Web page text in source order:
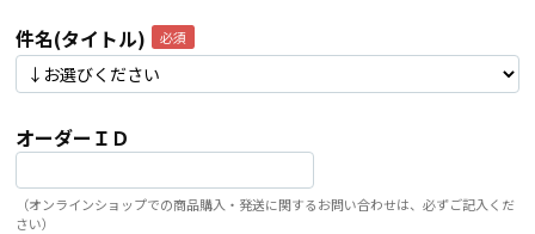
件名(タイトル)
オーダーＩＤ
（オンラインショップでの商品購入・発送に関するお問い合わせは、必ずご記入くだ
さい）